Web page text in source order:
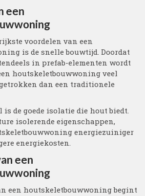
een
voordelen van een
is de snelle bouwtijd. Doordat
in prefab-elementen wordt
houtskeletbouwwoning veel
dan een traditionele
is de goede isolatie die hout biedt.
isolerende eigenschappen,
energiezuiniger
energiekosten.
een
een houtskeletbouwwoning begint